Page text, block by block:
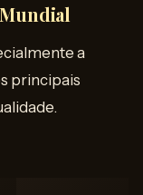
a
principais